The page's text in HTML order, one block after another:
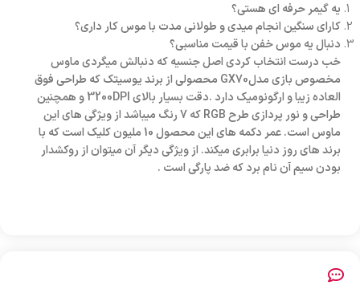
یه گیمر حرفه ای هستی؟
کارای سنگین انجام میدی و طولانی مدت با موس کار داری؟
دنبال یه موس خفن با قیمت مناسبی؟
خب درست انتخاب کردی اصل جنسیه که دنبالش میگردی ماوس
مخصوص بازی مدلGX70 محصولی از برند یوسیتک که طراحی فوق
العاده زیبا و ارگونومیک دارد .دقت بسیار بالای 3200DPI و همچنین
طراحی و نور پردازی طرح RGB که 7 رنگ میباشد از ویژگی های این
ماوس است. عمر دکمه های این محصول 10 ملیون کلیک است که با
برند های روز دنیا برابری میکند. از ویژگی دیگر آن میتوان از روکشدار
بودن سیم آن نام برد که ضد پارگی است .